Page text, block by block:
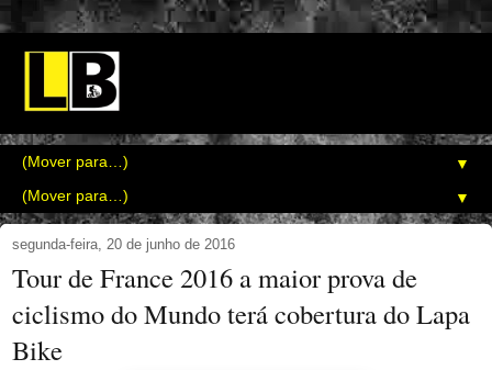
▼
▼
segunda-feira, 20 de junho de 2016
Tour de France 2016 a maior prova de
ciclismo do Mundo terá cobertura do Lapa
Bike